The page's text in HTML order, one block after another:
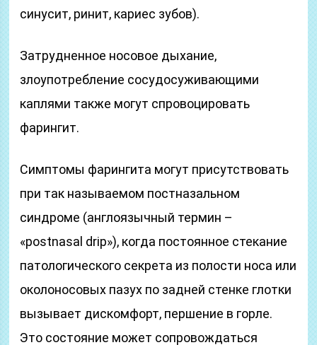
синусит, ринит, кариес зубов).
Затрудненное носовое дыхание,
злоупотребление сосудосуживающими
каплями также могут спровоцировать
фарингит.
Симптомы фарингита могут присутствовать
при так называемом постназальном
синдроме (англоязычный термин –
«postnasal drip»), когда постоянное стекание
патологического секрета из полости носа или
околоносовых пазух по задней стенке глотки
вызывает дискомфорт, першение в горле.
Это состояние может сопровождаться